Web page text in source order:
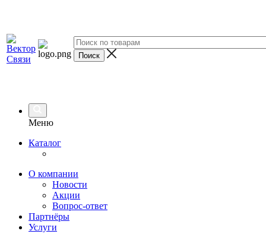
Меню
Каталог
О компании
Новости
Акции
Вопрос-ответ
Партнёры
Услуги